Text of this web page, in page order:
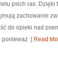
psich ras.
zachowanie
do opieki nad
ponieważ [ Read